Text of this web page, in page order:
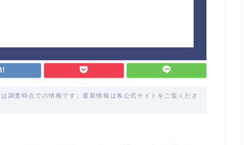
調査時点での情報です。最新情報は各公式サイトをご覧くださ